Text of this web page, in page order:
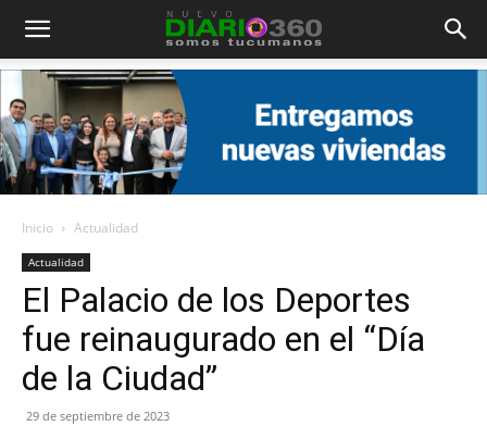
Diario
360
Inicio Actualidad
Actualidad
El Palacio de los Deportes
fue reinaugurado en el “Día
de la Ciudad”
29 de septiembre de 2023